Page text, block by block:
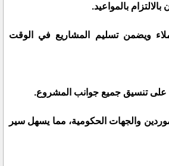
بالمواعيد.
ويضمن تسليم المشاريع في الوقت
على تنسيق جميع جوانب المشروع.
والجهات الحكومية، مما يسهل سير